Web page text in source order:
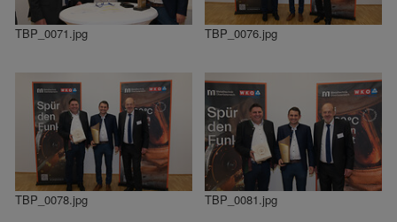
TBP_0071.jpg TBP_0076.jpg
TBP_0078.jpg TBP_0081.jpg